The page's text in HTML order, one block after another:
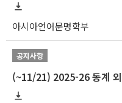
아시아언어문명학부
공지사항
(~11/21) 2025-26 동계